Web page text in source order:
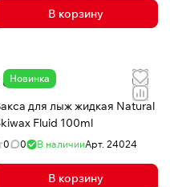
В корзину
Новинка
050 сом
для лыж жидкая Natural
Fluid 100ml
0 0 В наличииАрт. 24024
В корзину